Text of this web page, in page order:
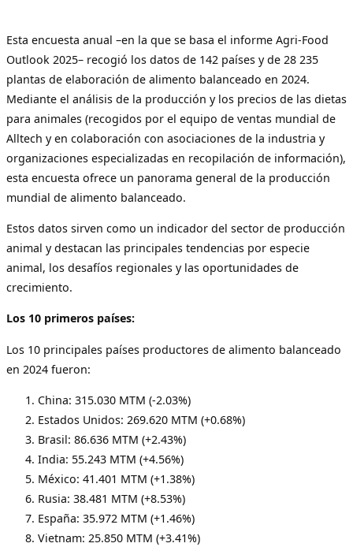
Esta encuesta anual –en la que se basa el informe Agri-Food
Outlook 2025– recogió los datos de 142 países y de 28 235
plantas de elaboración de alimento balanceado en 2024.
Mediante el análisis de la producción y los precios de las dietas
para animales (recogidos por el equipo de ventas mundial de
Alltech y en colaboración con asociaciones de la industria y
organizaciones especializadas en recopilación de información),
esta encuesta ofrece un panorama general de la producción
mundial de alimento balanceado.
Estos datos sirven como un indicador del sector de producción
animal y destacan las principales tendencias por especie
animal, los desafíos regionales y las oportunidades de
crecimiento.
Los 10 primeros países:
Los 10 principales países productores de alimento balanceado
en 2024 fueron:
China: 315.030 MTM (-2.03%)
Estados Unidos: 269.620 MTM (+0.68%)
Brasil: 86.636 MTM (+2.43%)
India: 55.243 MTM (+4.56%)
México: 41.401 MTM (+1.38%)
Rusia: 38.481 MTM (+8.53%)
España: 35.972 MTM (+1.46%)
Vietnam: 25.850 MTM (+3.41%)